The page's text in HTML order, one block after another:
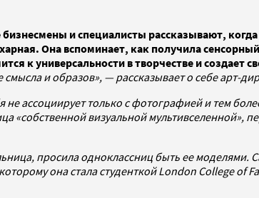
и специалисты рассказывают,
Она вспоминает, как получила
к универсальности в творчестве и создает
и образов», — рассказывает о себе арт-
ассоциирует только с фотографией и тем
«собственной визуальной мультивселенной»,
просила одноклассниц быть ее моделями.
она стала студенткой London College of